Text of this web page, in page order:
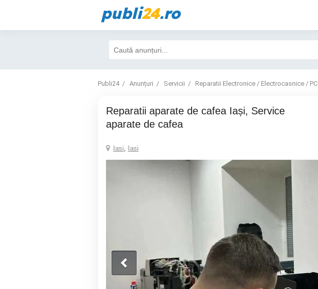
publi24.ro
Publi24 Anunțuri Servicii Reparatii Electronice / Electrocasnice / PC
Reparatii aparate de cafea Iași, Service
aparate de cafea
Iasi, Iasi